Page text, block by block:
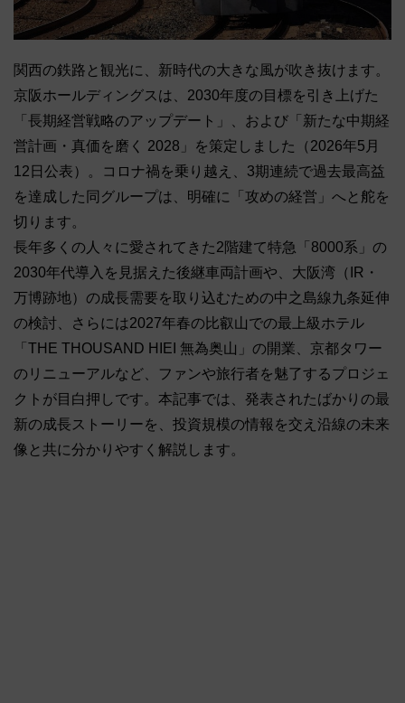
関西の鉄路と観光に、新時代の大きな風が吹き抜けます。
京阪ホールディングスは、2030年度の目標を引き上げた
「長期経営戦略のアップデート」、および「新たな中期経
営計画・真価を磨く 2028」を策定しました（2026年5月
12日公表）。コロナ禍を乗り越え、3期連続で過去最高益
を達成した同グループは、明確に「攻めの経営」へと舵を
切ります。
長年多くの人々に愛されてきた2階建て特急「8000系」の
2030年代導入を見据えた後継車両計画や、大阪湾（IR・
万博跡地）の成長需要を取り込むための中之島線九条延伸
の検討、さらには2027年春の比叡山での最上級ホテル
「THE THOUSAND HIEI 無為奥山」の開業、京都タワー
のリニューアルなど、ファンや旅行者を魅了するプロジェ
クトが目白押しです。本記事では、発表されたばかりの最
新の成長ストーリーを、投資規模の情報を交え沿線の未来
像と共に分かりやすく解説します。